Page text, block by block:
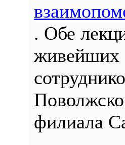
. Обе
живейших
филиала